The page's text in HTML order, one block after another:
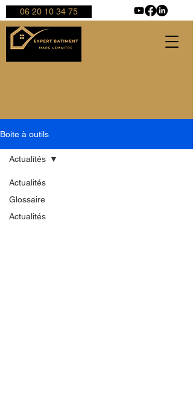
06 20 10 34 75
Boite à outils
Actualités
Glossaire
Actualités
Actualités